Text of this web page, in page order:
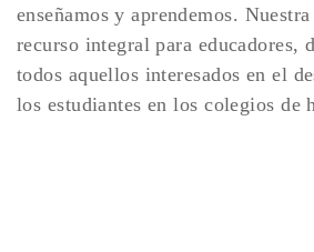
enseñamos y aprendemos.
recurso integral para educadores,
todos aquellos interesados en el
los estudiantes en los colegios de